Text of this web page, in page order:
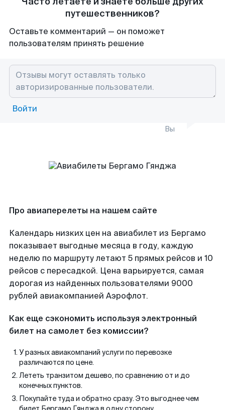
путешественников?
Оставьте комментарий — он поможет
пользователям принять решение
Войти
Вы
Про авиаперелеты на нашем сайте
Календарь низких цен на авиабилет из Бергамо
показывает выгодные месяца в году, каждую
неделю по маршруту летают 5 прямых рейсов и 10
рейсов с пересадкой. Цена варьируется, самая
дорогая из найденных пользователями 9000
рублей авиакомпанией Аэрофлот.
Как еще сэкономить используя электронный
билет на самолет без комиссии?
У разных авиакомпаний услуги по перевозке
различаются по цене.
Лететь транзитом дешево, по сравнению от и до
конечных пунктов.
Покупайте туда и обратно сразу. Это выгоднее чем